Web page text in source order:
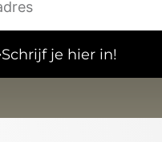
Schrijf je hier in!